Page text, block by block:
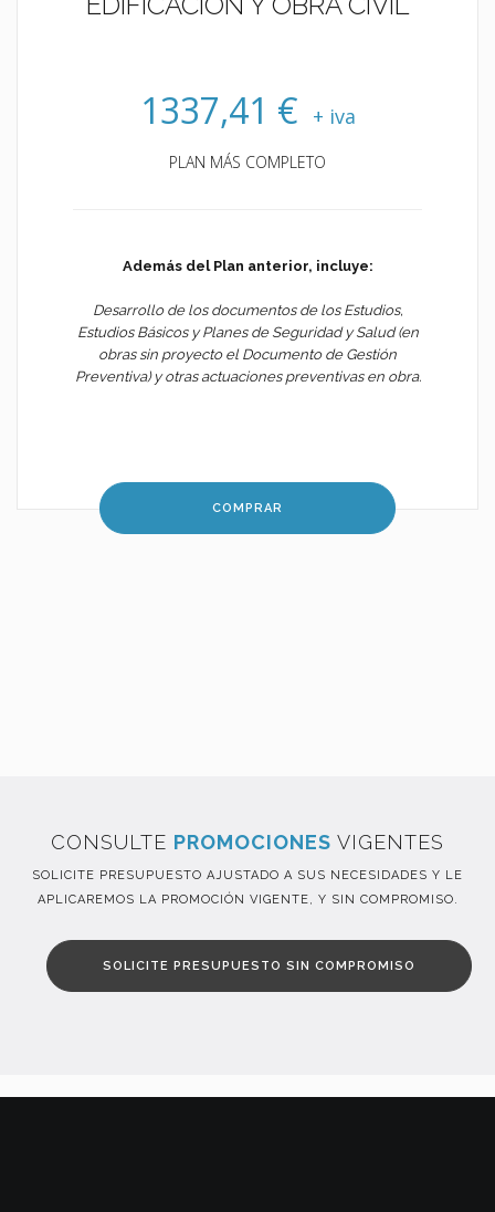
1337,41 € + iva
PLAN MÁS COMPLETO
Además del Plan anterior, incluye:
Desarrollo de los documentos de los Estudios,
Estudios Básicos y Planes de Seguridad y Salud (en
obras sin proyecto el Documento de Gestión
Preventiva) y otras actuaciones preventivas en obra.
COMPRAR
CONSULTE PROMOCIONES VIGENTES
SOLICITE PRESUPUESTO AJUSTADO A SUS NECESIDADES Y LE
APLICAREMOS LA PROMOCIÓN VIGENTE, Y SIN COMPROMISO.
SOLICITE PRESUPUESTO SIN COMPROMISO